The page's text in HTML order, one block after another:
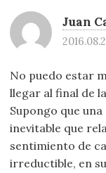
Juan
No puedo estar
llegar al final de
Supongo que
inevitable que
sentimiento de
irreductible, en